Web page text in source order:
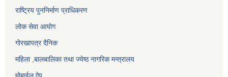
राष्ट्रिय पुननिर्माण प्राधिकरण
लोक सेवा आयोग
गोरखापत्र दैनिक
महिला ,बालबालिका तथा ज्येष्ठ नागरिक मन्त्रालय
मोबाईल ऐप